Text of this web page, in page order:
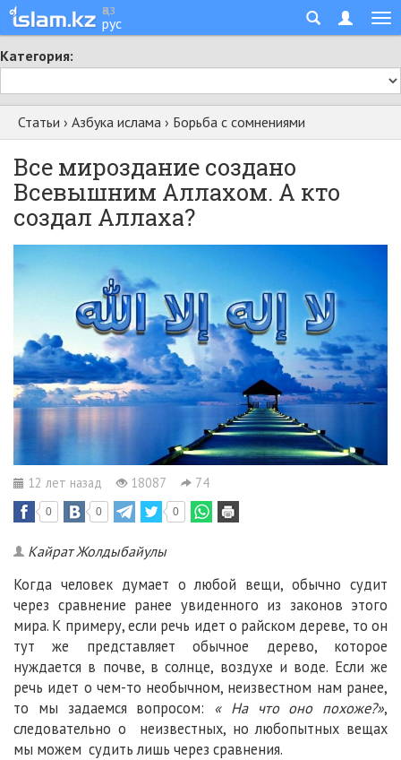
қаз
рус
Категория:
Статьи › Азбука ислама › Борьба с сомнениями
Все мироздание создано
Всевышним Аллахом. А кто
создал Аллаха?
12 лет назад 18087 74
0 0 0
Кайрат Жолдыбайулы
Когда человек думает о любой вещи, обычно судит
через сравнение ранее увиденного из законов этого
мира. К примеру, если речь идет о райском дереве, то он
тут же представляет обычное дерево, которое
нуждается в почве, в солнце, воздухе и воде. Если же
речь идет о чем-то необычном, неизвестном нам ранее,
то мы задаемся вопросом: « На что оно похоже?»,
следовательно о неизвестных, но любопытных вещах
мы можем судить лишь через сравнения.